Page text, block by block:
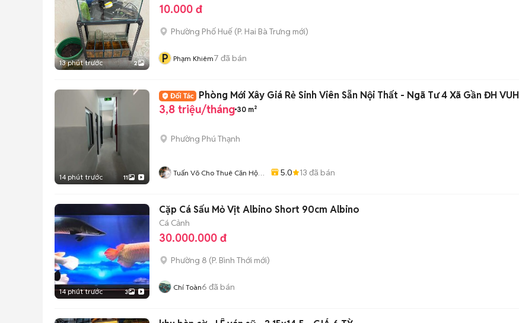
13 phút trước 2
10.000 đ
Phường Phố Huế (P. Hai Bà Trưng mới)
P Phạm Khiêm7 đã bán
14 phút trước 11
Phòng Mới Xây Giá Rẻ Sinh Viên Sẵn Nội Thất - Ngã Tư 4 Xã Gần ĐH VUH
3,8 triệu/tháng 30 m²
Phường Phú Thạnh
Tuấn Võ Cho Thuê Căn Hộ
5.0 13 đã bán
14 phút trước 3
Cặp Cá Sấu Mỏ Vịt Albino Short 90cm Albino
Cá Cảnh
30.000.000 đ
Phường 8 (P. Bình Thới mới)
Chí Toàn6 đã bán